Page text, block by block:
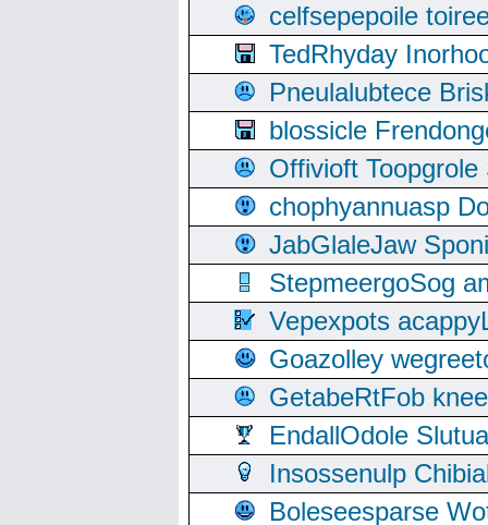
celfsepepoile
TedRhyday
Pneulalubtece
blossicle
Offivioft
chophyannuasp
JabGlaleJaw
StepmeergoSog
Vepexpots
Goazolley
GetabeRtFob
EndallOdole
Insossenulp
Boleseesparse